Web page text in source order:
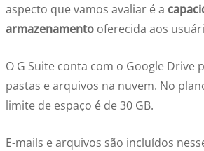
aspecto que vamos avaliar é a
armazenamento oferecida aos
O G Suite conta com o Google Drive
pastas e arquivos na nuvem. No
limite de espaço é de 30 GB.
E-mails e arquivos são incluídos